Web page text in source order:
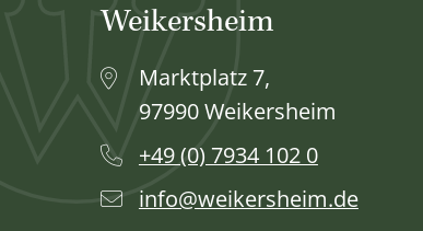
Weikersheim
Marktplatz 7,
97990 Weikersheim
+49 (0) 7934 102 0
info@weikersheim.de